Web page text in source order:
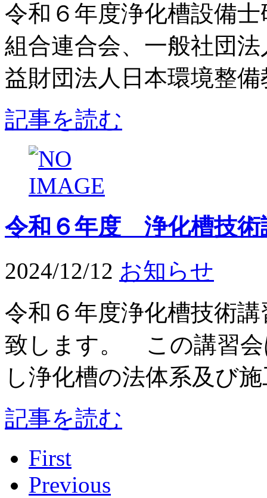
令和６年度浄化槽設備
組合連合会、一般社団
益財団法人日本環境整
記事を読む
令和６年度 浄化槽技術
2024/12/12 お知らせ
令和６年度浄化槽技術
致します。 この講習会
し浄化槽の法体系及び
記事を読む
First
Previous